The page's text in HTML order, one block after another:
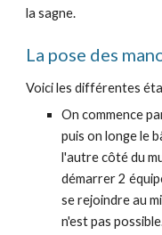
la sagne.
La pose des
Voici les différentes
On commence
puis on longe le
l'autre côté du
démarrer 2
se rejoindre au
n'est pas